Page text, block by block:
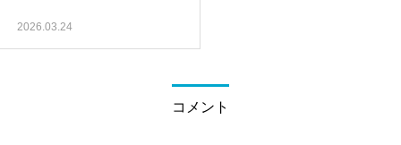
2026.03.24
コメント